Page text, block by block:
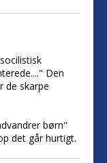
Den
de skarpe
børn"
det går hurtigt.